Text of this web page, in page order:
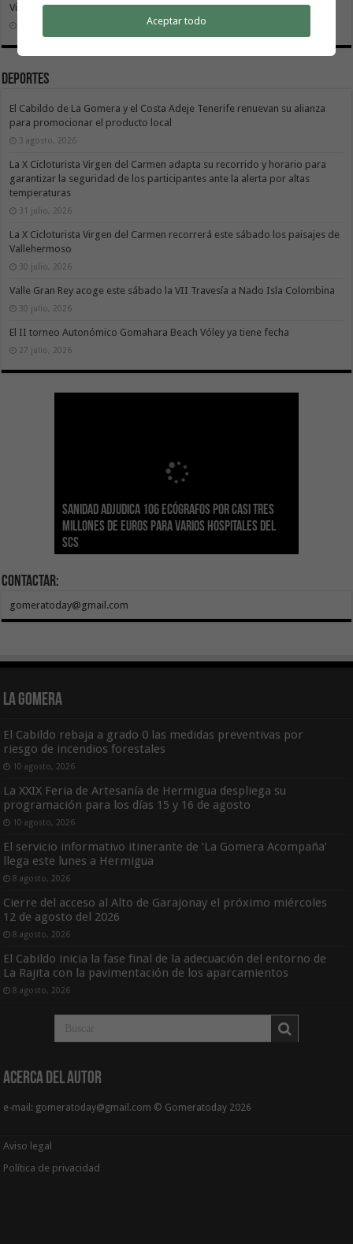
Vivir donde se estudia: una cuestión de igualdad entre islas
Deportes
El Cabildo de La Gomera y el Costa Adeje Tenerife renuevan su alianza
para promocionar el producto local
3 agosto, 2026
La X Cicloturista Virgen del Carmen adapta su recorrido y horario para
garantizar la seguridad de los participantes ante la alerta por altas
temperaturas
31 julio, 2026
La X Cicloturista Virgen del Carmen recorrerá este sábado los paisajes de
Vallehermoso
30 julio, 2026
Valle Gran Rey acoge este sábado la VII Travesía a Nado Isla Colombina
30 julio, 2026
El II torneo Autonómico Gomahara Beach Vóley ya tiene fecha
27 julio, 2026
Sanidad adjudica 106 ecógrafos por casi tres
millones de euros para varios hospitales del
SCS
Gesplan logra la máxima puntuación en el
Índice de Transparencia de Canarias por cuarto
año consecutivo
El Gobierno canario concede ayudas del
POSEICAN-Pesca al sector por valor de 7,09 M€
tras aumentar las cuantías
Transición Ecológica coordina con Ashotel su
adhesión a la Red de Refugios Climáticos de
Canarias
Visocan incorpora 170 pisos a su parque de
vivienda protegida en régimen de alquiler
asequible de Tenerife
Sanidad refuerza la capacidad diagnóstica de
los centros de salud con el impulso de la
ecografía clínica
Contactar:
gomeratoday@gmail.com
La Gomera
El Cabildo rebaja a grado 0 las medidas preventivas por
riesgo de incendios forestales
10 agosto, 2026
La XXIX Feria de Artesanía de Hermigua despliega su
programación para los días 15 y 16 de agosto
10 agosto, 2026
El servicio informativo itinerante de ‘La Gomera Acompaña’
llega este lunes a Hermigua
8 agosto, 2026
Cierre del acceso al Alto de Garajonay el próximo miércoles
12 de agosto del 2026
8 agosto, 2026
El Cabildo inicia la fase final de la adecuación del entorno de
La Rajita con la pavimentación de los aparcamientos
8 agosto, 2026
Acerca del Autor
e-mail: gomeratoday@gmail.com © Gomeratoday 2026
Aviso legal
Política de privacidad
Aceptar todo